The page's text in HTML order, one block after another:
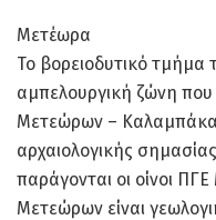
Μετέωρα
Το βορειοδυτικό τμήμα
αμπελουργική ζώνη που
Μετεώρων –
αρχαιολογικής
παράγονται οι οίνοι
Μετεώρων είναι